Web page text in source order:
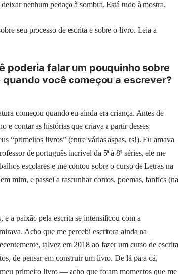
nenhum pedaço à sombra. Está tudo à mostra.
seu processo de escrita e sobre o livro. Leia a
poderia falar um pouquinho sobre
você começou a escrever?
começou quando eu ainda era criança. Antes de
e contar as histórias que criava a partir desses
“primeiros livros” (entre várias aspas, rs!). Eu amava
de português incrível da 5ª à 8ª séries, ele me
escolares e me contou sobre o curso de Letras na
mim, e passei a rascunhar contos, poemas, fanfics (na
e a paixão pela escrita se intensificou com a
Acho que me percebi escritora ainda na
talvez em 2018 ao fazer um curso de escrita
de pensar em construir um livro. De lá para cá,
primeiro livro — acho que foram momentos que me